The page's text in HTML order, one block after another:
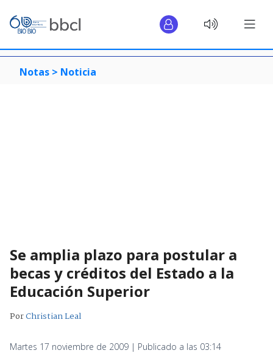
Notas > Noticia
Se amplia plazo para postular a
becas y créditos del Estado a la
Educación Superior
PorChristian Leal
Martes 17 noviembre de 2009 | Publicado a las 03:14